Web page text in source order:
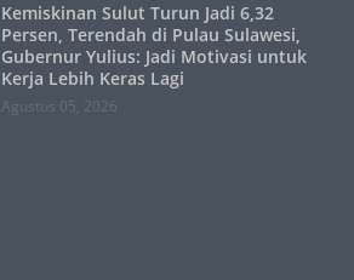
Kemiskinan Sulut Turun Jadi 6,32
Persen, Terendah di Pulau Sulawesi,
Gubernur Yulius: Jadi Motivasi untuk
Kerja Lebih Keras Lagi
Agustus 05, 2026